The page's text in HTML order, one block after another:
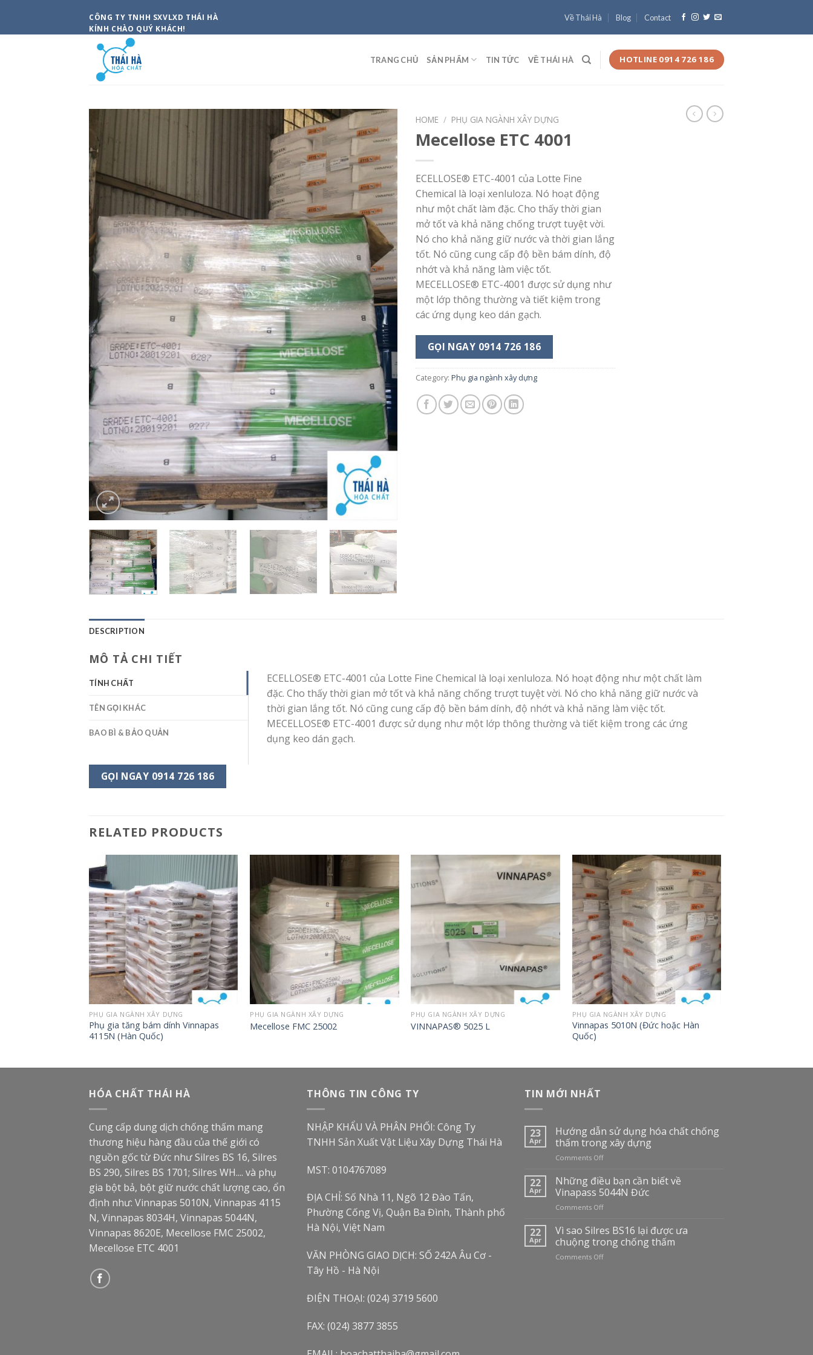
content
CÔNG TY TNHH SXVLXD THÁI HÀ
KÍNH CHÀO QUÝ KHÁCH!
Về Thái Hà Blog Contact
TRANG CHỦ SẢN PHẨM TIN TỨC VỀ THÁI HÀ HOTLINE 0914 726 186
HOME / PHỤ GIA NGÀNH XÂY DỰNG
Mecellose ETC 4001
ECELLOSE® ETC-4001 của Lotte Fine
Chemical là loại xenluloza. Nó hoạt động
như một chất làm đặc. Cho thấy thời gian
mở tốt và khả năng chống trượt tuyệt vời.
Nó cho khả năng giữ nước và thời gian lắng
tốt. Nó cũng cung cấp độ bền bám dính, độ
nhớt và khả năng làm việc tốt.
MECELLOSE® ETC-4001 được sử dụng như
một lớp thông thường và tiết kiệm trong
các ứng dụng keo dán gạch.
GỌI NGAY 0914 726 186
Category: Phụ gia ngành xây dựng
DESCRIPTION
MÔ TẢ CHI TIẾT
TÍNH CHẤT
TÊN GỌI KHÁC
BAO BÌ & BẢO QUẢN
ECELLOSE® ETC-4001 của Lotte Fine Chemical là loại xenluloza. Nó hoạt động như một chất làm
đặc. Cho thấy thời gian mở tốt và khả năng chống trượt tuyệt vời. Nó cho khả năng giữ nước và
thời gian lắng tốt. Nó cũng cung cấp độ bền bám dính, độ nhớt và khả năng làm việc tốt.
MECELLOSE® ETC-4001 được sử dụng như một lớp thông thường và tiết kiệm trong các ứng
dụng keo dán gạch.
GỌI NGAY 0914 726 186
RELATED PRODUCTS
PHỤ GIA NGÀNH XÂY DỰNG
Phụ gia tăng bám dính Vinnapas
4115N (Hàn Quốc)
PHỤ GIA NGÀNH XÂY DỰNG
Mecellose FMC 25002
PHỤ GIA NGÀNH XÂY DỰNG
VINNAPAS® 5025 L
PHỤ GIA NGÀNH XÂY DỰNG
Vinnapas 5010N (Đức hoặc Hàn
Quốc)
HÓA CHẤT THÁI HÀ
Cung cấp dung dịch chống thấm mang
thương hiệu hàng đầu của thế giới có
nguồn gốc từ Đức như Silres BS 16, Silres
BS 290, Silres BS 1701; Silres WH.... và phụ
gia bột bả, bột giữ nước chất lượng cao, ổn
định như: Vinnapas 5010N, Vinnapas 4115
N, Vinnapas 8034H, Vinnapas 5044N,
Vinnapas 8620E, Mecellose FMC 25002,
Mecellose ETC 4001
THÔNG TIN CÔNG TY
NHẬP KHẨU VÀ PHÂN PHỐI: Công Ty
TNHH Sản Xuất Vật Liệu Xây Dựng Thái Hà
MST: 0104767089
ĐỊA CHỈ: Số Nhà 11, Ngõ 12 Đào Tấn,
Phường Cống Vị, Quận Ba Đình, Thành phố
Hà Nội, Việt Nam
VĂN PHÒNG GIAO DỊCH: SỐ 242A Âu Cơ -
Tây Hồ - Hà Nội
ĐIỆN THOẠI: (024) 3719 5600
FAX: (024) 3877 3855
TIN MỚI NHẤT
23
Apr
Hướng dẫn sử dụng hóa chất chống
thấm trong xây dựng
Comments Offon
dẫn
sử
dụng
hóa
chống
thấm
trong
22
Apr
Những điều bạn cần biết về
Vinapass 5044N Đức
Comments Offon
điều
cần
biết
22
Apr
Vì sao Silres BS16 lại được ưa
chuộng trong chống thấm
Comments Offon